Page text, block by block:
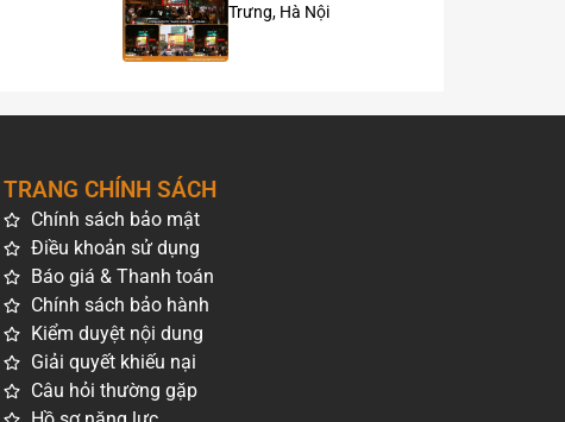
Trưng, Hà Nội
TRANG CHÍNH SÁCH
Chính sách bảo mật
Điều khoản sử dụng
Báo giá & Thanh toán
Chính sách bảo hành
Kiểm duyệt nội dung
Giải quyết khiếu nại
Câu hỏi thường gặp